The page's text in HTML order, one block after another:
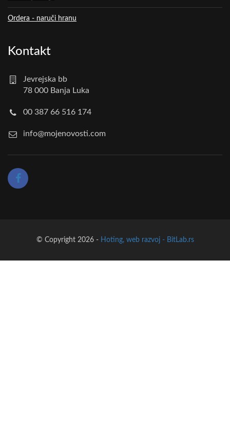
Ordera - naruči hranu
Kontakt
Jevrejska bb
78 000 Banja Luka
00 387 66 516 174
info@mojenovosti.com
© Copyright 2026 - Hoting, web razvoj - BitLab.rs